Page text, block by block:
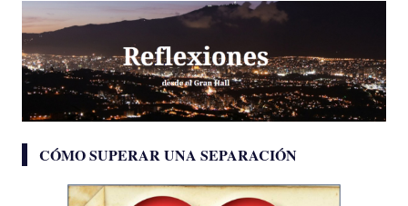
CÓMO SUPERAR UNA SEPARACIÓN